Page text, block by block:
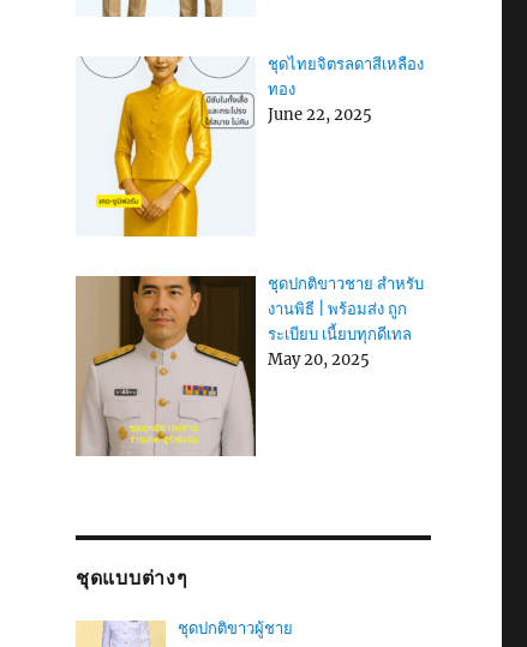
ชุดไทยจิตรลดาสีเหลือง
ทอง
June 22, 2025
ชุดปกติขาวชาย สำหรับ
งานพิธี | พร้อมส่ง ถูก
ระเบียบ เนี้ยบทุกดีเทล
May 20, 2025
ชุดแบบต่างๆ
ชุดปกติขาวผู้ชาย